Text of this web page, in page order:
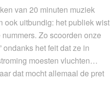
van 20 minuten muziek
ook uitbundig: het publiek wist
Zo scoorden onze
ondanks het feit dat ze in
moesten vluchten…
dat mocht allemaal de pret